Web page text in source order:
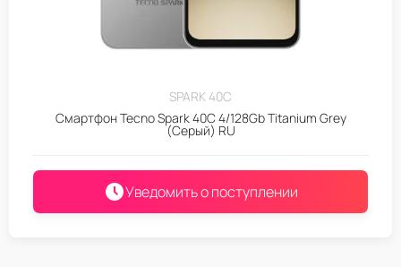
SPARK 40C
Смартфон Tecno Spark 40C 4/128Gb Titanium Grey
(Серый) RU
Уведомить о поступлении